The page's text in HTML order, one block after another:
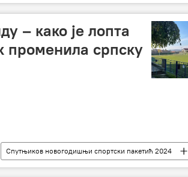
– како је лопта
променила српску
Спутњиков новогодишњи спортски пакетић 2024